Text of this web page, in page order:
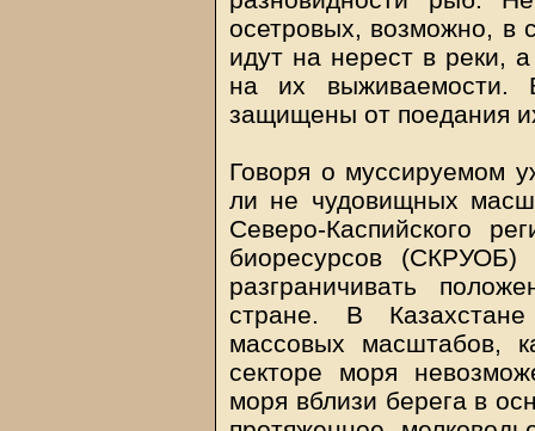
осетровых, возможно, в
идут на нерест в реки,
на их выживаемости.
защищены от поедания
Говоря о муссируемом
ли не чудовищных
Северо-Каспийского
биоресурсов
разграничивать
стране. В
массовых масштабов,
секторе моря
моря вблизи берега в